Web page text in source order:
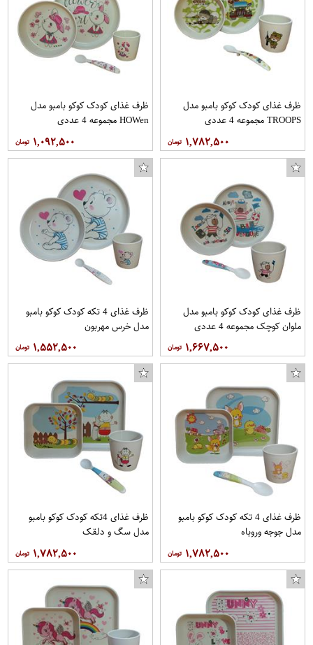
ظرف غذای کودک کوکو بامبو مدل
TROOPS مجموعه 4 عددی
۱,۷۸۲,۵۰۰
ظرف غذای کودک کوکو بامبو مدل
HOWen مجموعه 4 عددی
۱,۰۹۲,۵۰۰
ظرف غذای کودک کوکو بامبو مدل
ملوان کوچک مجموعه 4 عددی
۱,۶۶۷,۵۰۰
ظرف غذای 4 تکه کودک کوکو بامبو
مدل خرس مهربون
۱,۵۵۲,۵۰۰
ظرف غذای 4 تکه کودک کوکو بامبو
مدل جوجه وروباه
۱,۷۸۲,۵۰۰
ظرف غذای 4تکه کودک کوکو بامبو
مدل سگ و دلقک
۱,۷۸۲,۵۰۰